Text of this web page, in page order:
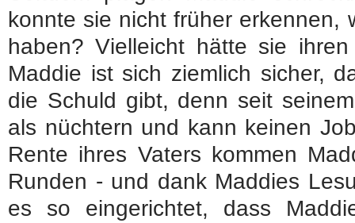
konnte sie nicht früher erkennen,
haben? Vielleicht hätte sie
Maddie ist sich ziemlich sicher,
die Schuld gibt, denn seit
als nüchtern und kann keinen
Rente ihres Vaters kommen
Runden - und dank Maddies
es so eingerichtet, dass